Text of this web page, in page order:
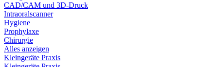
CAD/CAM und 3D-Druck
Intraoralscanner
Hygiene
Prophylaxe
Chirurgie
Alles anzeigen
Kleingeräte Praxis